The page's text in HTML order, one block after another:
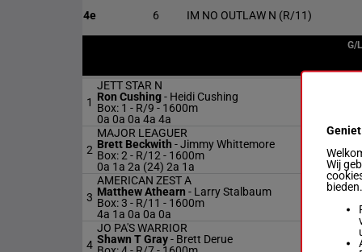
4e 6 IM NO OUTLAW N (R/11)
G/L
1
JETT STAR N
Ron Cushing- Heidi Cushing
Box: 1 - R/9 - 1600m
0a 0a 0a 4a 4a
2
MAJOR LEAGUER
Brett Beckwith -Jimmy Whittemore
Box: 2 - R/12 - 1600m
0a 1a 2a (24) 2a 1a
R/
3
AMERICAN ZEST A
Matthew Athearn - Larry Stalbaum
Box: 3 - R/11 - 1600m
4a 1a 0a 0a 0a
4
JO PA'S WARRIOR
Shawn T Gray- Brett Derue
R/
Wij